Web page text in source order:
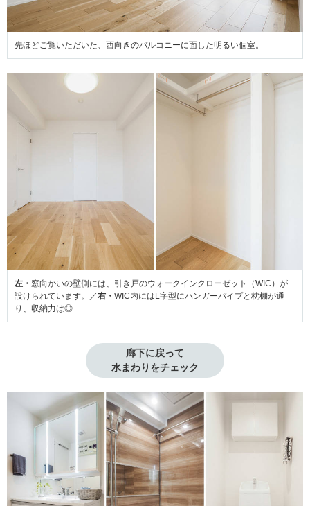
先ほどご覧いただいた、西向きのバルコニーに面した明るい個室。
左・ 窓向かいの壁側には、引き戸のウォークインクローゼット（WIC）が
設けられています。／右・ WIC内にはL字型にハンガーパイプと枕棚が通
り、収納力は◎
廊下に戻って
水まわりをチェック